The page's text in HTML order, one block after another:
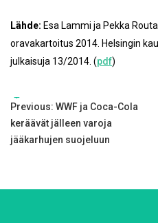
Lähde: Esa Lammi ja Pekka
oravakartoitus 2014. Helsingin
julkaisuja 13/2014. (pdf)
Tags:
Post
navigation
Previous: WWF ja Coca-Cola
keräävät jälleen varoja
jääkarhujen suojeluun